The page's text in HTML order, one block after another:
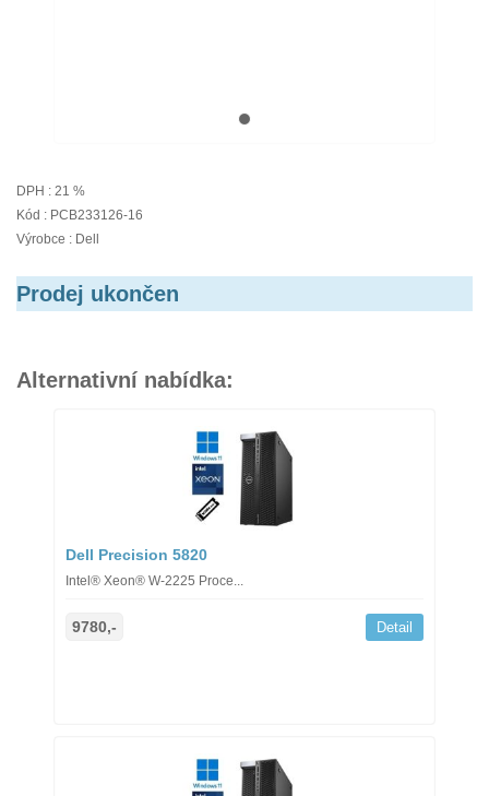
DPH : 21 %
Kód : PCB233126-16
Výrobce : Dell
Prodej ukončen
Alternativní nabídka:
Dell Precision 5820
Intel® Xeon® W-2225 Proce...
9780,- Detail